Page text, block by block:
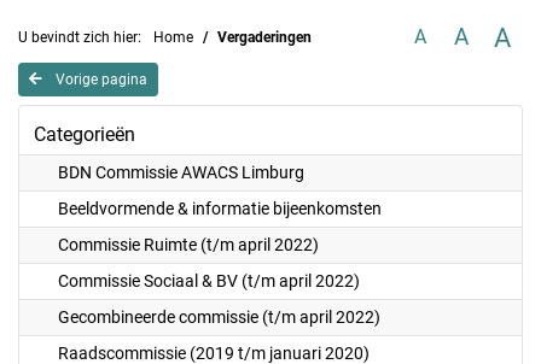
U bevindt zich hier: Home Vergaderingen A A A
Vorige pagina
Categorieën
BDN Commissie AWACS Limburg
Beeldvormende & informatie bijeenkomsten
Commissie Ruimte (t/m april 2022)
Commissie Sociaal & BV (t/m april 2022)
Gecombineerde commissie (t/m april 2022)
Raadscommissie (2019 t/m januari 2020)